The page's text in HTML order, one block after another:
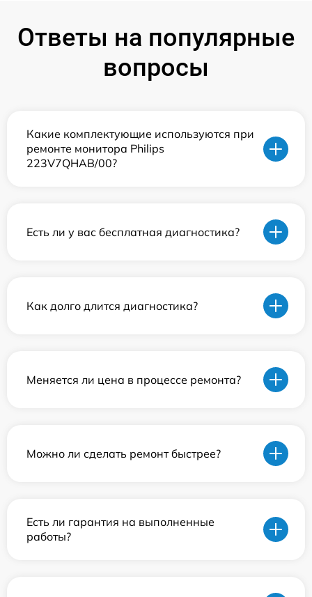
Ответы на популярные
вопросы
Какие комплектующие используются при
ремонте монитора Philips
223V7QHAB/00?
Есть ли у вас бесплатная диагностика?
Как долго длится диагностика?
Меняется ли цена в процессе ремонта?
Можно ли сделать ремонт быстрее?
Есть ли гарантия на выполненные
работы?